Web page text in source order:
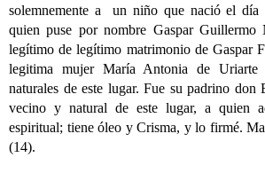
solemnemente a un niño que nació el día
quien puse por nombre Gaspar
legítimo de legítimo matrimonio de Gaspar
legitima mujer María Antonia de
naturales de este lugar. Fue su padrino don
vecino y natural de este lugar, a quien
espiritual; tiene óleo y Crisma, y lo firmé.
(14).